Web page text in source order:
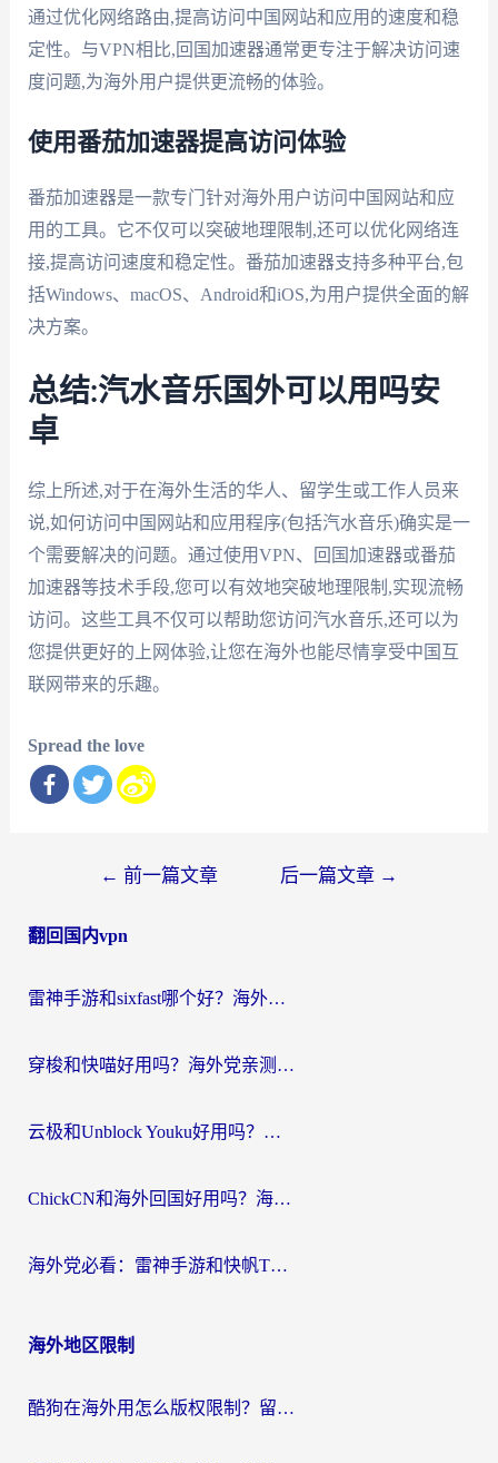
通过优化网络路由,提高访问中国网站和应用的速度和稳
定性。与VPN相比,回国加速器通常更专注于解决访问速
度问题,为海外用户提供更流畅的体验。
使用番茄加速器提高访问体验
番茄加速器是一款专门针对海外用户访问中国网站和应
用的工具。它不仅可以突破地理限制,还可以优化网络连
接,提高访问速度和稳定性。番茄加速器支持多种平台,包
括Windows、macOS、Android和iOS,为用户提供全面的解
决方案。
总结:汽水音乐国外可以用吗安
卓
综上所述,对于在海外生活的华人、留学生或工作人员来
说,如何访问中国网站和应用程序(包括汽水音乐)确实是一
个需要解决的问题。通过使用VPN、回国加速器或番茄
加速器等技术手段,您可以有效地突破地理限制,实现流畅
访问。这些工具不仅可以帮助您访问汽水音乐,还可以为
您提供更好的上网体验,让您在海外也能尽情享受中国互
联网带来的乐趣。
Spread the love
导
← 前一篇文章 后一篇文章 →
翻回国内vpn
雷神手游和sixfast哪个好？海外党亲测3款回国加速器，教你选对不踩坑
穿梭和快喵好用吗？海外党亲测：小众加速器对比+番茄加速器深度体验
云极和Unblock Youku好用吗？海外党亲测+2026回国加速器避坑指南
ChickCN和海外回国好用吗？海外党2026亲测：从手游到影音，选对加速器的3个关键
海外党必看：雷神手游和快帆TV版好用吗？3步选对回国加速器不踩坑
海外地区限制
酷狗在海外用怎么版权限制？留学生亲测：3步解决听国内音乐难题